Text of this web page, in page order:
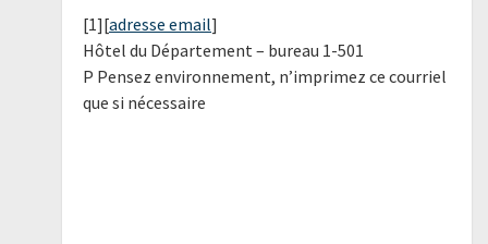
[1][adresse email]
Hôtel du Département – bureau 1-501
P Pensez environnement, n’imprimez ce courriel
que si nécessaire